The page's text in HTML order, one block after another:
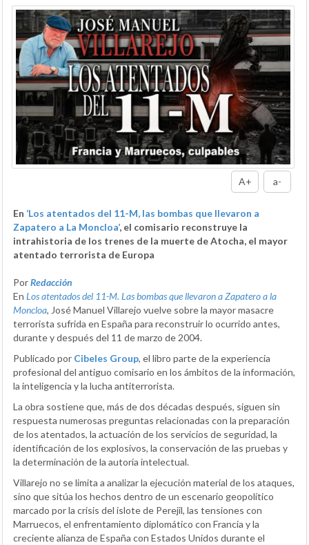
A+ a-
En ‘Los atentados del 11-M, las bombas que llevaron a
Zapatero a La Moncloa’, el comisario reconstruye la
intrahistoria de los trenes de la muerte de Atocha, el mayor
atentado terrorista de Europa
PorRedacción
En Los atentados del 11-M. Las bombas que llevaron a Zapatero a la
Moncloa, José Manuel Villarejo vuelve sobre la mayor masacre
terrorista sufrida en España para reconstruir lo ocurrido antes,
durante y después del 11 de marzo de 2004.
Publicado por Cibeles Group, el libro parte de la experiencia
profesional del antiguo comisario en los ámbitos de la información,
la inteligencia y la lucha antiterrorista.
La obra sostiene que, más de dos décadas después, siguen sin
respuesta numerosas preguntas relacionadas con la preparación
de los atentados, la actuación de los servicios de seguridad, la
identificación de los explosivos, la conservación de las pruebas y
la determinación de la autoría intelectual.
Villarejo no se limita a analizar la ejecución material de los ataques,
sino que sitúa los hechos dentro de un escenario geopolítico
marcado por la crisis del islote de Perejil, las tensiones con
Marruecos, el enfrentamiento diplomático con Francia y la
creciente alianza de España con Estados Unidos durante el